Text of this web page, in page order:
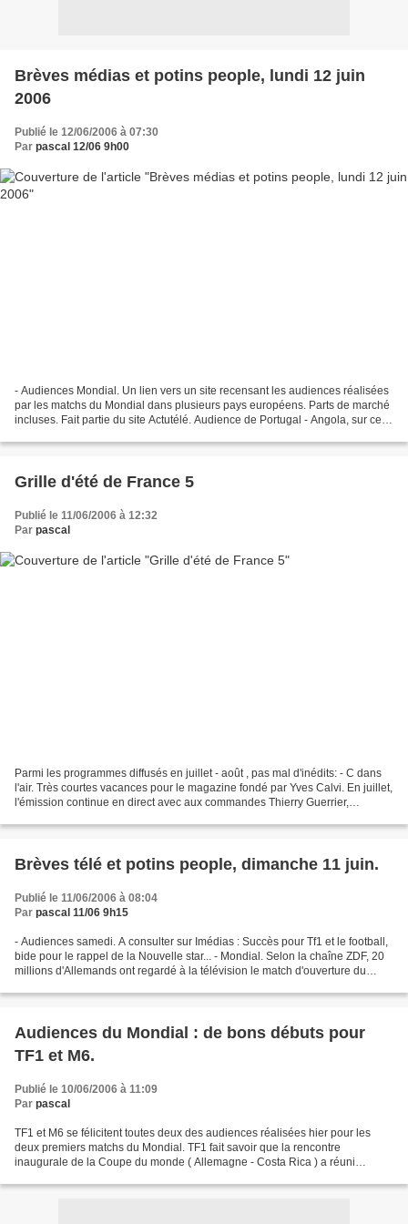
Brèves médias et potins people, lundi 12 juin
2006
Publié le 12/06/2006 à 07:30
Par pascal 12/06 9h00
- Audiences Mondial. Un lien vers un site recensant les audiences réalisées
par les matchs du Mondial dans plusieurs pays européens. Parts de marché
incluses. Fait partie du site Actutélé. Audience de Portugal - Angola, sur ce
Grille d'été de France 5
Publié le 11/06/2006 à 12:32
Par pascal
Parmi les programmes diffusés en juillet - août , pas mal d'inédits: - C dans
l'air. Très courtes vacances pour le magazine fondé par Yves Calvi. En juillet,
l'émission continue en direct avec aux commandes Thierry Guerrier,
Brèves télé et potins people, dimanche 11 juin.
Publié le 11/06/2006 à 08:04
Par pascal 11/06 9h15
- Audiences samedi. A consulter sur Imédias : Succès pour Tf1 et le football,
bide pour le rappel de la Nouvelle star... - Mondial. Selon la chaîne ZDF, 20
millions d'Allemands ont regardé à la télévision le match d'ouverture du
Audiences du Mondial : de bons débuts pour
TF1 et M6.
Publié le 10/06/2006 à 11:09
Par pascal
TF1 et M6 se félicitent toutes deux des audiences réalisées hier pour les
deux premiers matchs du Mondial. TF1 fait savoir que la rencontre
inaugurale de la Coupe du monde ( Allemagne - Costa Rica ) a réuni